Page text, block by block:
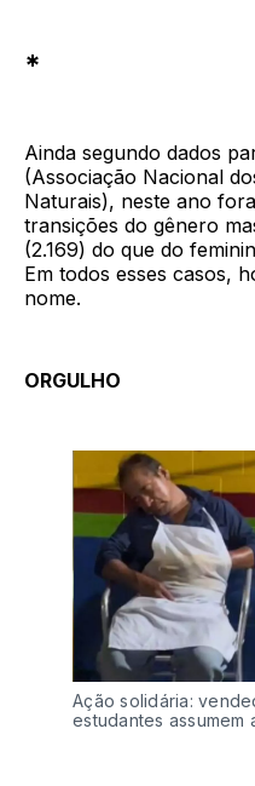
*
Ainda segundo dados
(Associação Nacional
Naturais), neste ano
transições do gênero
(2.169) do que do
Em todos esses casos,
nome.
ORGULHO
Ação solidária:
estudantes assumem